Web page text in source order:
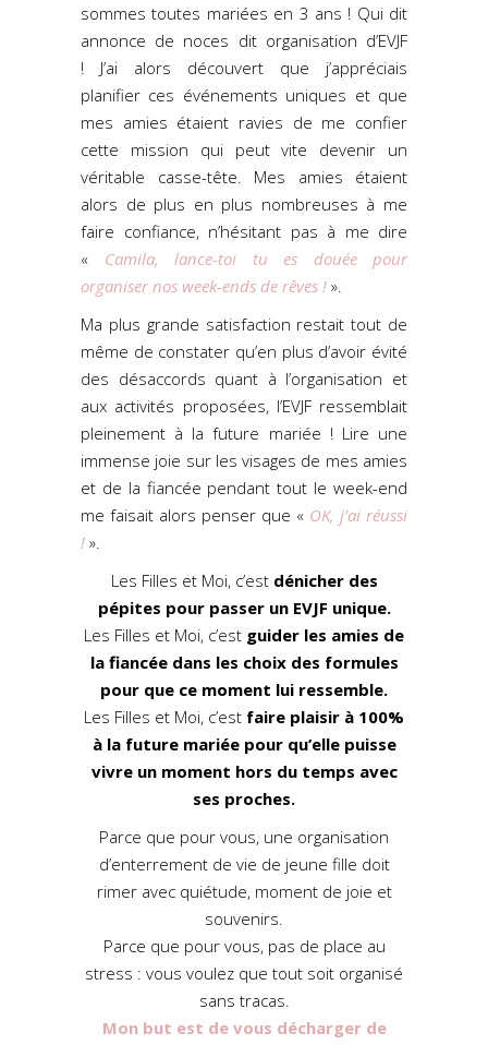
sommes toutes mariées en 3 ans ! Qui dit
annonce de noces dit organisation d’EVJF
! J’ai alors découvert que j’appréciais
planifier ces événements uniques et que
mes amies étaient ravies de me confier
cette mission qui peut vite devenir un
véritable casse-tête. Mes amies étaient
alors de plus en plus nombreuses à me
faire confiance, n’hésitant pas à me dire
« Camila, lance-toi tu es douée pour
organiser nos week-ends de rêves ! ».
Ma plus grande satisfaction restait tout de
même de constater qu’en plus d’avoir évité
des désaccords quant à l’organisation et
aux activités proposées, l’EVJF ressemblait
pleinement à la future mariée ! Lire une
immense joie sur les visages de mes amies
et de la fiancée pendant tout le week-end
me faisait alors penser que « OK, j’ai réussi
! ».
Les Filles et Moi, c’est dénicher des
pépites pour passer un EVJF unique.
Les Filles et Moi, c’est guider les amies de
la fiancée dans les choix des formules
pour que ce moment lui ressemble.
Les Filles et Moi, c’est faire plaisir à 100%
à la future mariée pour qu’elle puisse
vivre un moment hors du temps avec
ses proches.
Parce que pour vous, une organisation
d’enterrement de vie de jeune fille doit
rimer avec quiétude, moment de joie et
souvenirs.
Parce que pour vous, pas de place au
stress : vous voulez que tout soit organisé
sans tracas.
Mon but est de vous décharger de